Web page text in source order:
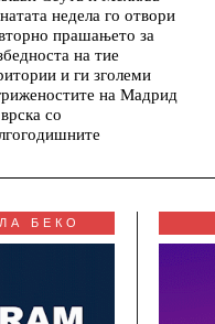
недела го отвори
прашањето за
на тие
и ги зголеми
на Мадрид
со
БЕКО